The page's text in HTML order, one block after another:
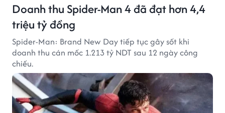
Doanh thu Spider-Man 4 đã đạt hơn 4,4
triệu tỷ đồng
Spider-Man: Brand New Day tiếp tục gây sốt khi
doanh thu cán mốc 1.213 tỷ NDT sau 12 ngày công
chiếu.